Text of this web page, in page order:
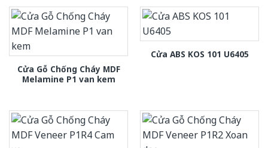
Cửa Gỗ Chống Cháy MDF
Melamine P1 van kem
Cửa ABS KOS 101 U6405